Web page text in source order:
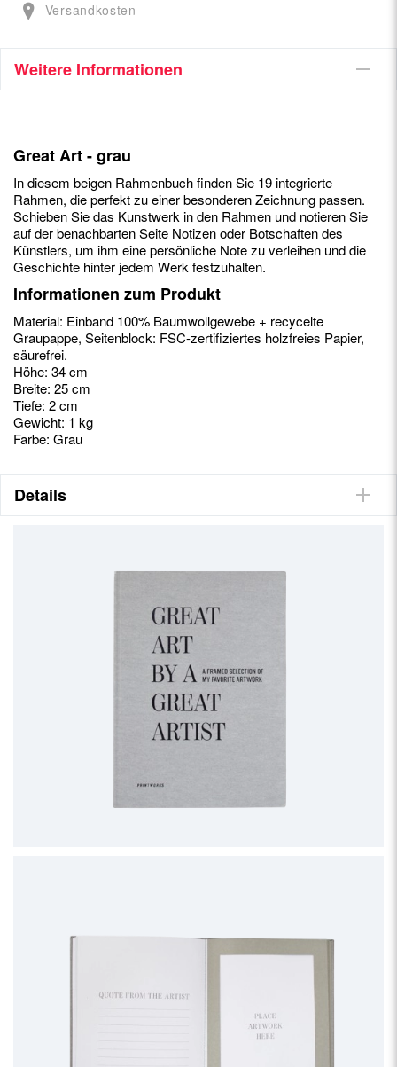
Versandkosten
Weitere Informationen
Great Art - grau
In diesem beigen Rahmenbuch finden Sie 19 integrierte
Rahmen, die perfekt zu einer besonderen Zeichnung passen.
Schieben Sie das Kunstwerk in den Rahmen und notieren Sie
auf der benachbarten Seite Notizen oder Botschaften des
Künstlers, um ihm eine persönliche Note zu verleihen und die
Geschichte hinter jedem Werk festzuhalten.
Informationen zum Produkt
Material: Einband 100% Baumwollgewebe + recycelte
Graupappe, Seitenblock: FSC-zertifiziertes holzfreies Papier,
säurefrei.
Höhe: 34 cm
Breite: 25 cm
Tiefe: 2 cm
Gewicht: 1 kg
Farbe: Grau
Details